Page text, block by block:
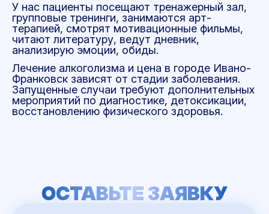
У нас пациенты посещают тренажерный зал,
групповые тренинги, занимаются арт-
терапией, смотрят мотивационные фильмы,
читают литературу, ведут дневник,
анализирую эмоции, обиды.
Лечение алкоголизма и цена в городе Ивано-
Франковск зависят от стадии заболевания.
Запущенные случаи требуют дополнительных
мероприятий по диагностике, детоксикации,
восстановлению физического здоровья.
ОСТАВЬТЕ ЗАЯВКУ